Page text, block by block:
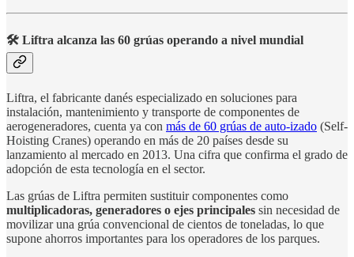
🛠️ Liftra alcanza las 60 grúas operando a nivel mundial
Liftra, el fabricante danés especializado en soluciones para
instalación, mantenimiento y transporte de componentes de
aerogeneradores, cuenta ya con más de 60 grúas de auto-izado (Self-
Hoisting Cranes) operando en más de 20 países desde su
lanzamiento al mercado en 2013. Una cifra que confirma el grado de
adopción de esta tecnología en el sector.
Las grúas de Liftra permiten sustituir componentes como
multiplicadoras, generadores o ejes principales sin necesidad de
movilizar una grúa convencional de cientos de toneladas, lo que
supone ahorros importantes para los operadores de los parques.